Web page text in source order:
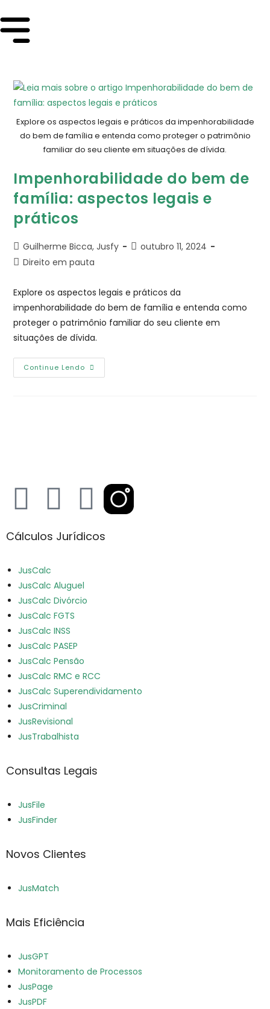
Explore os aspectos legais e práticos da impenhorabilidade
do bem de família e entenda como proteger o patrimônio
familiar do seu cliente em situações de dívida.
Impenhorabilidade do bem de
família: aspectos legais e
práticos
Guilherme Bicca, Jusfy
outubro 11, 2024
Direito em pauta
Explore os aspectos legais e práticos da
impenhorabilidade do bem de família e entenda como
proteger o patrimônio familiar do seu cliente em
situações de dívida.
Continue Lendo
Cálculos Jurídicos
JusCalc
JusCalc Aluguel
JusCalc Divórcio
JusCalc FGTS
JusCalc INSS
JusCalc PASEP
JusCalc Pensão
JusCalc RMC e RCC
JusCalc Superendividamento
JusCriminal
JusRevisional
JusTrabalhista
Consultas Legais
JusFile
JusFinder
Novos Clientes
JusMatch
Mais Eficiência
JusGPT
Monitoramento de Processos
JusPage
JusPDF